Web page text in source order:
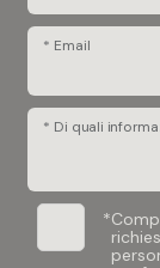
* Email
* Di quali
*